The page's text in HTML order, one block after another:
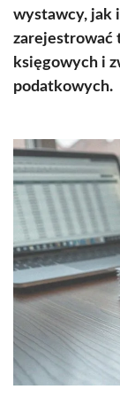
wystawcy, jak
zarejestrować
księgowych i
podatkowych.